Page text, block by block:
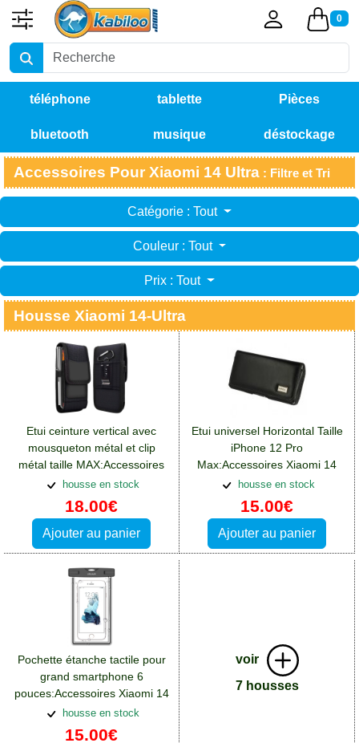
0
téléphone tablette Pièces
détachées
bluetooth musique déstockage
Accessoires Pour Xiaomi 14 Ultra : Filtre et Tri
Catégorie : Tout
Couleur : Tout
Prix : Tout
Housse Xiaomi 14-Ultra
Etui ceinture vertical avec
mousqueton métal et clip
métal taille MAX:Accessoires
Xiaomi 14 Ultra
housse en stock
18.00€
Ajouter au panier
Etui universel Horizontal Taille
iPhone 12 Pro
Max:Accessoires Xiaomi 14
Ultra
housse en stock
15.00€
Ajouter au panier
Pochette étanche tactile pour
grand smartphone 6
pouces:Accessoires Xiaomi 14
Ultra
housse en stock
15.00€
voir
7 housses